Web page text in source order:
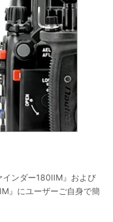
インダー180IIM』および
』にユーザーご自身で簡